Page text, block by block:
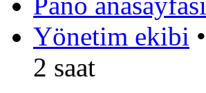
Yönetim ekibi •
2 saat